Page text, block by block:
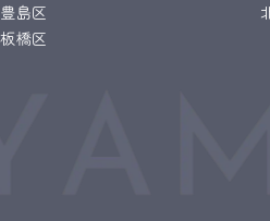
豊島区
板橋区